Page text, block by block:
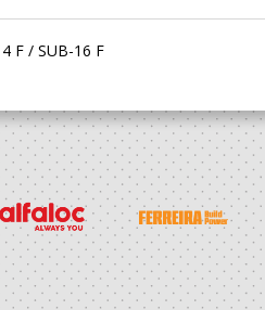
F / SUB-16 F
F - And Praia / SUB 16 F - And Praia
F - And Praia / SUB 16 F - And Praia
/ SUB-14 F